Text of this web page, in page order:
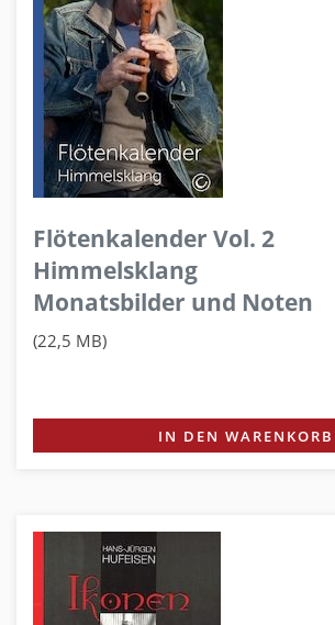
Flötenkalender Vol. 2
Himmelsklang
Monatsbilder und Noten
(22,5 MB)
IN DEN WARENKORB